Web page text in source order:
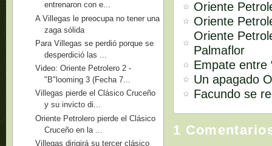
Oriente
Oriente
Oriente
Palmaflor
Empate entre
Un apagado
Facundo se
1
entrenaron con e...
A Villegas le preocupa no tener una
zaga sólida
Para Villegas se perdió porque se
desperdició las ...
Video: Oriente Petrolero 2 -
"B"looming 3 (Fecha 7...
Villegas pierde el Clásico Cruceño
y su invicto di...
Oriente Petrolero pierde el Clásico
Cruceño en la ...
Villegas dirigirá su tercer clásico